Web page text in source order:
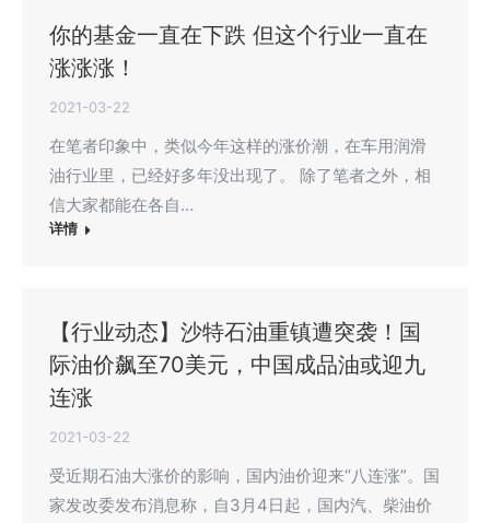
你的基金一直在下跌 但这个行业一直在
涨涨涨！
2021-03-22
在笔者印象中，类似今年这样的涨价潮，在车用润滑
油行业里，已经好多年没出现了。 除了笔者之外，相
信大家都能在各自…
详情
【行业动态】沙特石油重镇遭突袭！国
际油价飙至70美元，中国成品油或迎九
连涨
2021-03-22
受近期石油大涨价的影响，国内油价迎来“八连涨”。国
家发改委发布消息称，自3月4日起，国内汽、柴油价